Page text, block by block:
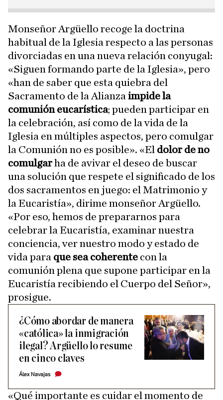
Monseñor Argüello recoge la doctrina
habitual de la Iglesia respecto a las personas
divorciadas en una nueva relación conyugal:
«Siguen formando parte de la Iglesia», pero
«han de saber que esta quiebra del
Sacramento de la Alianza impide la
comunión eucarística; pueden participar en
la celebración, así como de la vida de la
Iglesia en múltiples aspectos, pero comulgar
la Comunión no es posible». «El dolor de no
comulgarha de avivar el deseo de buscar
una solución que respete el significado de los
dos sacramentos en juego: el Matrimonio y
la Eucaristía», dirime monseñor Argüello.
«Por eso, hemos de prepararnos para
celebrar la Eucaristía, examinar nuestra
conciencia, ver nuestro modo y estado de
vida para que sea coherente con la
comunión plena que supone participar en la
Eucaristía recibiendo el Cuerpo del Señor»,
prosigue.
¿Cómo abordar de manera
«católica» la inmigración
ilegal? Argüello lo resume
en cinco claves
Álex Navajas
«Qué importante es cuidar el momento de